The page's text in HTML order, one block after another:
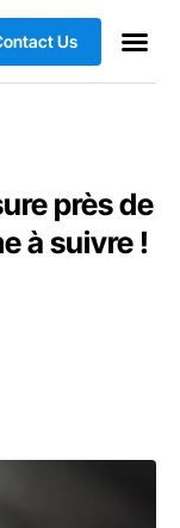
Us
près de
à suivre !